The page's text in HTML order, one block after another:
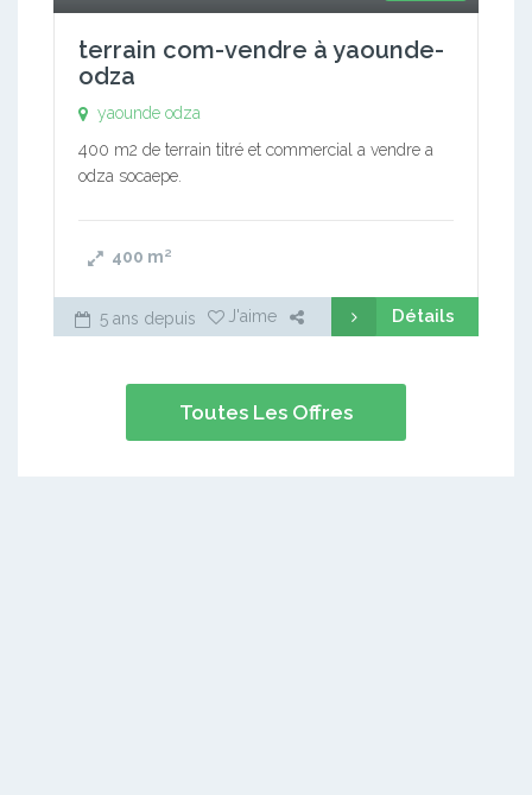
terrain com-vendre à yaounde-
odza
yaounde odza
400 m2 de terrain titré et commercial a vendre a
odza socaepe.
400 m²
5 ans depuis J'aime Détails
Toutes Les Offres